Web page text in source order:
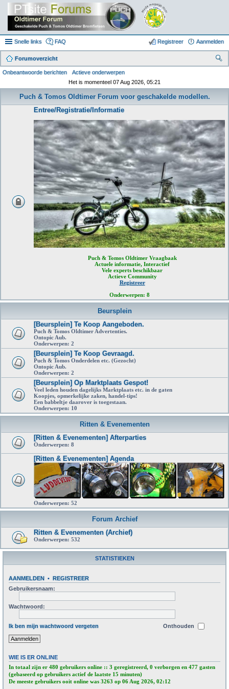
Snelle links FAQ Aanmelden
Registreer
Forumoverzicht
Onbeantwoorde berichten
Actieve onderwerpen
Het is momenteel 07 Aug 2026, 05:21
Puch & Tomos Oldtimer Forum voor geschakelde modellen.
Entree/Registratie/Informatie
Puch & Tomos Oldtimer Vraagbaak
Actuele informatie, Interactief
Vele experts beschikbaar
Actieve Community
Registreer
Onderwerpen: 8
Beursplein
[Beursplein] Te Koop Aangeboden.
Puch & Tomos Oldtimer Advertenties.
Ontopic Aub.
Onderwerpen: 2
[Beursplein] Te Koop Gevraagd.
Puch & Tomos Onderdelen etc. (Gezocht)
Ontopic Aub.
Onderwerpen: 2
[Beursplein] Op Marktplaats Gespot!
Veel leden houden dagelijks Marktplaats etc. in de gaten
Koopjes, opmerkelijke zaken, handel-tips!
Een babbeltje daarover is toegestaan.
Onderwerpen: 10
Ritten & Evenementen
[Ritten & Evenementen] Afterparties
Onderwerpen: 8
[Ritten & Evenementen] Agenda
Onderwerpen: 52
Forum Archief
Ritten & Evenementen (Archief)
Onderwerpen: 532
STATISTIEKEN
AANMELDEN •
REGISTREER
Gebruikersnaam:
Wachtwoord:
Ik ben mijn wachtwoord vergeten Onthouden
WIE IS ER ONLINE
In totaal zijn er 480 gebruikers online :: 3 geregistreerd, 0 verborgen en 477 gasten
(gebaseerd op gebruikers actief de laatste 15 minuten)
De meeste gebruikers ooit online was 3263 op 06 Aug 2026, 02:12